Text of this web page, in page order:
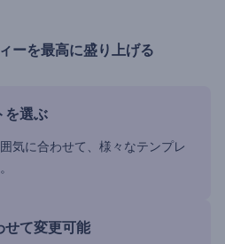
ーを最高に盛り上げる
を選ぶ
気に合わせて、様々なテンプレ
せて変更可能